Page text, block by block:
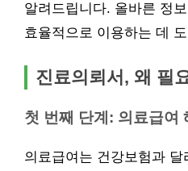
알려드립니다. 올바른 정
효율적으로 이용하는 데
진료의뢰서, 왜 필
첫 번째 단계: 의료급여
의료급여는 건강보험과